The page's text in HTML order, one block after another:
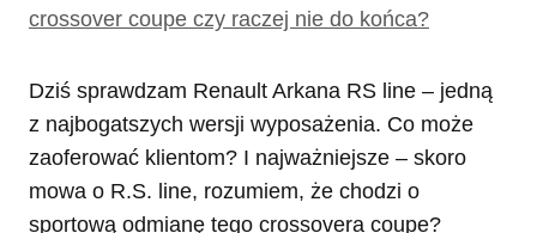
crossover coupe czy raczej nie do końca?
Dziś sprawdzam Renault Arkana RS line – jedną
z najbogatszych wersji wyposażenia. Co może
zaoferować klientom? I najważniejsze – skoro
mowa o R.S. line, rozumiem, że chodzi o
sportową odmianę tego crossovera coupe?